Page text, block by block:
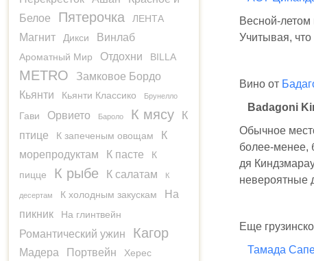
Весной-летом
Учитывая, что
Вино от
Badagoni
Обычное
более-менее,
дя
невероятные
Еще
Тамада
Белое
Пятерочка ЛЕНТА
Магнит Дикси Винлаб
Ароматный Мир Отдохни BILLA
METRO
Замковое Бордо
Кьянти
Кьянти Классико Брунелло
Гави Орвието Бароло К мясу
К
птице
К запеченым овощам
К
морепродуктам
К пасте
К
пицце
К рыбе К салатам К
десертам К холодным закускам
На
пикник
На глинтвейн
Романтический ужин Кагор
Мадера Портвейн
Херес